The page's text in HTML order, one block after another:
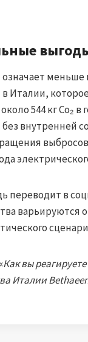
меньше
Италии,
544 кг Co₂ в
внутренней
переводит в
варьируются
Как вы
Италии